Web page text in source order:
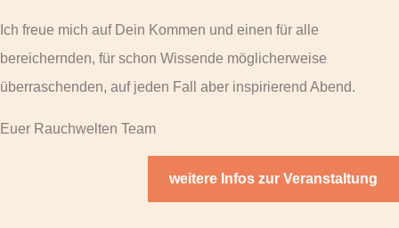
Ich freue mich auf Dein Kommen und einen für alle
bereichernden, für schon Wissende möglicherweise
überraschenden, auf jeden Fall aber inspirierend Abend.
Euer Rauchwelten Team
weitere Infos zur Veranstaltung